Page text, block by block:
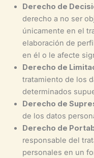
Derecho de
derecho a no ser
únicamente en el
elaboración de
en él o le afecte
Derecho de
tratamiento de los
determinados
Derecho de
de los datos
Derecho de
responsable del
personales en un